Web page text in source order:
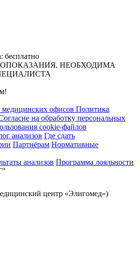
бесплатно
НЕОБХОДИМА
медицинских офисов Политика
на обработку персональных
cookie-файлов
анализов Где сдать
Партнёрам Нормативные
анализов Программа лояльности
центр «Элигомед»)